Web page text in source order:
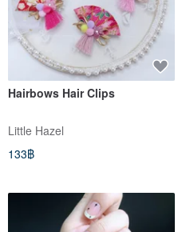
Hairbows Hair Clips
Little Hazel
133฿